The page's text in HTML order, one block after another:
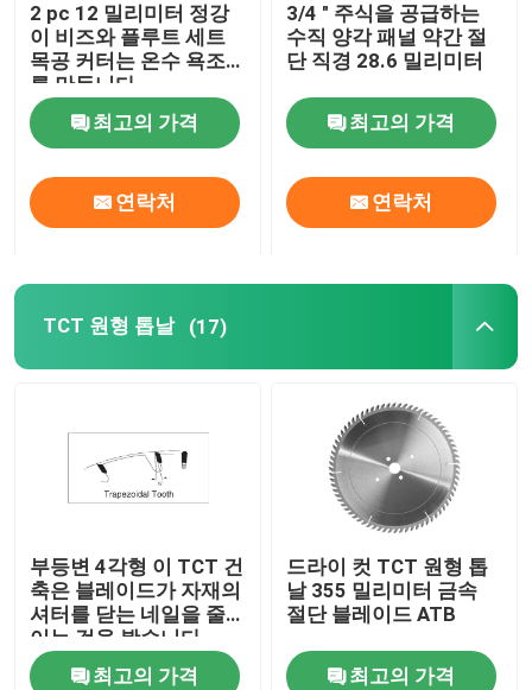
우리에 대하여
공장 여행
품질 관리
프로필 라우터 비트
공동 라우터 비트
TCT 원형 톱날
2 pc 12 밀리미터 정강
이 비즈와 플루트 세트
목공 커터는 온수 욕조
를 만듭니다
최고의 가격
연락처
3/4 " 주식을 공급하는
수직 양각 패널 약간 절
단 직경 28.6 밀리미터
최고의 가격
연락처
TCT 원형 톱날 (17)
부등변 4각형 이 TCT 건
축은 블레이드가 자재의
셔터를 닫는 네일을 줄
이는 것을 봤습니다
최고의 가격
드라이 컷 TCT 원형 톱
날 355 밀리미터 금속
절단 블레이드 ATB
최고의 가격